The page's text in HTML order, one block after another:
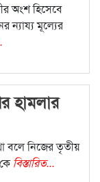
অংশ হিসেবে
ন্যায্য মূল্যের
হামলার
বলে নিজের তৃতীয়
বিস্তারিত...